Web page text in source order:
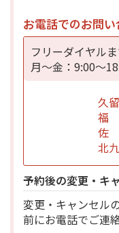
お電話でのお問い
フリーダイヤル
月～金：9:00～
久
福
佐
北
予約後の変更・キ
変更・キャンセル
前にお電話でご連